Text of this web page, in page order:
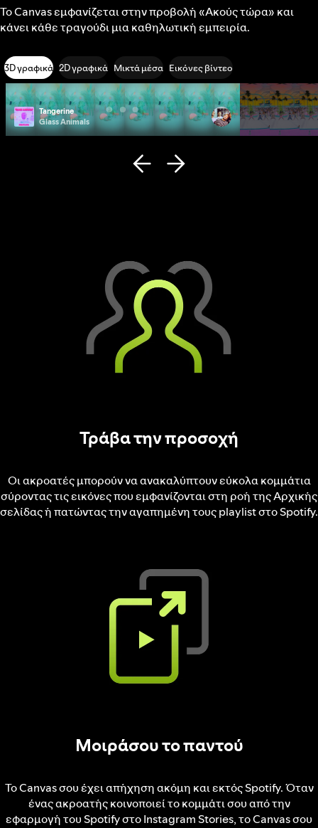
Το Canvas εμφανίζεται στην προβολή «Ακούς τώρα» και
κάνει κάθε τραγούδι μια καθηλωτική εμπειρία.
3D γραφικά 2D γραφικά Μικτά μέσα Εικόνες βίντεο
Tangerine
Glass Animals
Photo ID
Remi Wolf
Τράβα την προσοχή
Οι ακροατές μπορούν να ανακαλύπτουν εύκολα κομμάτια
σύροντας τις εικόνες που εμφανίζονται στη ροή της Αρχικής
σελίδας ή πατώντας την αγαπημένη τους playlist στο Spotify.
Μοιράσου το παντού
Το Canvas σου έχει απήχηση ακόμη και εκτός Spotify. Όταν
ένας ακροατής κοινοποιεί το κομμάτι σου από την
εφαρμογή του Spotify στο Instagram Stories, το Canvas σου